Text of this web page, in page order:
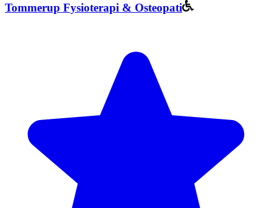
Tommerup Fysioterapi & Osteopati